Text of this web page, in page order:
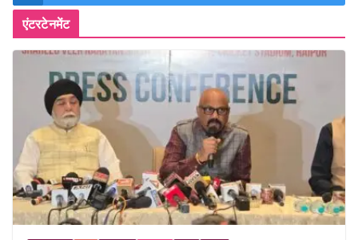
एंटरटेनमेंट